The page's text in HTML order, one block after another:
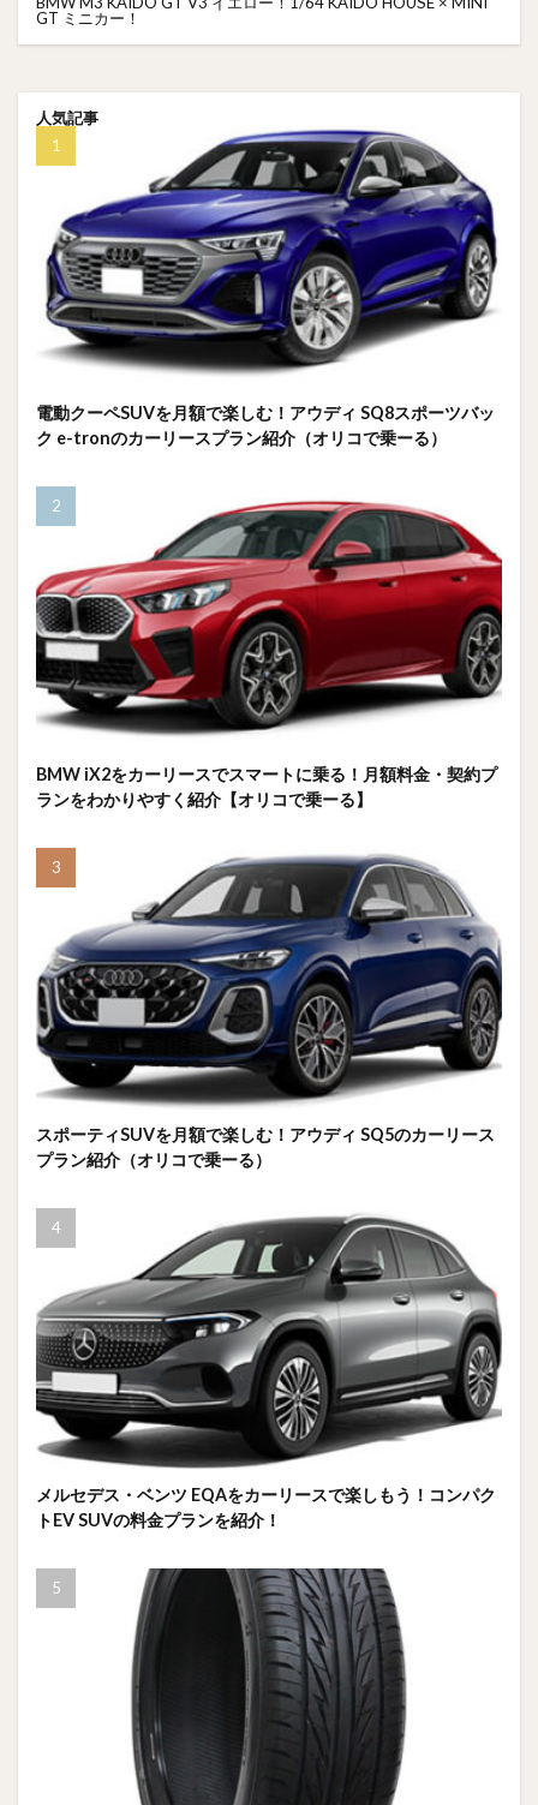
GT ミニカー！
人気記事
電動クーペSUVを月額で楽しむ！アウディ SQ8スポーツバッ
ク e-tronのカーリースプラン紹介（オリコで乗ーる）
BMW iX2をカーリースでスマートに乗る！月額料金・契約プ
ランをわかりやすく紹介【オリコで乗ーる】
スポーティSUVを月額で楽しむ！アウディ SQ5のカーリース
プラン紹介（オリコで乗ーる）
メルセデス・ベンツ EQAをカーリースで楽しもう！コンパク
トEV SUVの料金プランを紹介！